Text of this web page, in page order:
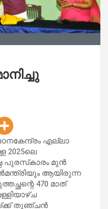
എല്ലാ
2025ലെ
പുരസ്‌കാരം മുന്‍
ആയിരുന്ന
470 മാത്
തുഞ്ചന്‍